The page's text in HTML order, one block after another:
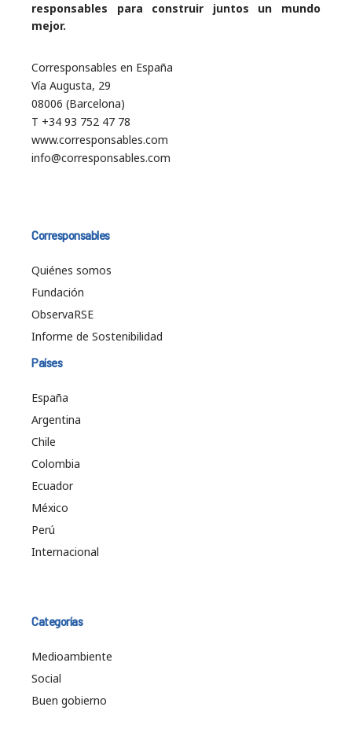
responsables para construir juntos un mundo
mejor.
Corresponsables en España
Vía Augusta, 29
08006 (Barcelona)
T +34 93 752 47 78
www.corresponsables.com
info@corresponsables.com
Corresponsables
Quiénes somos
Fundación
ObservaRSE
Informe de Sostenibilidad
Países
España
Argentina
Chile
Colombia
Ecuador
México
Perú
Internacional
Categorías
Medioambiente
Social
Buen gobierno